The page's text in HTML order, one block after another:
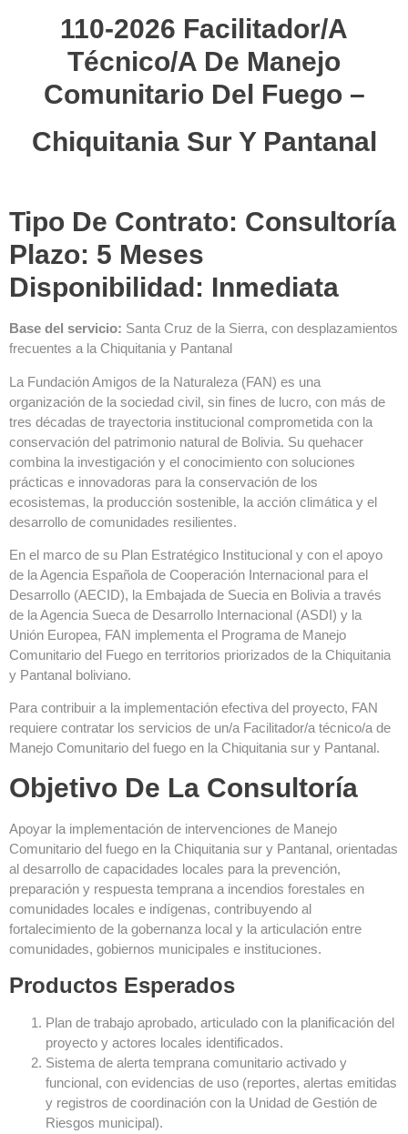
110-2026 Facilitador/a
Técnico/a De Manejo
Comunitario Del Fuego –
Chiquitania Sur Y Pantanal
Tipo De Contrato: Consultoría
Plazo: 5 Meses
Disponibilidad: Inmediata
Base del servicio: Santa Cruz de la Sierra, con desplazamientos
frecuentes a la Chiquitania y Pantanal
La Fundación Amigos de la Naturaleza (FAN) es una
organización de la sociedad civil, sin fines de lucro, con más de
tres décadas de trayectoria institucional comprometida con la
conservación del patrimonio natural de Bolivia. Su quehacer
combina la investigación y el conocimiento con soluciones
prácticas e innovadoras para la conservación de los
ecosistemas, la producción sostenible, la acción climática y el
desarrollo de comunidades resilientes.
En el marco de su Plan Estratégico Institucional y con el apoyo
de la Agencia Española de Cooperación Internacional para el
Desarrollo (AECID), la Embajada de Suecia en Bolivia a través
de la Agencia Sueca de Desarrollo Internacional (ASDI) y la
Unión Europea, FAN implementa el Programa de Manejo
Comunitario del Fuego en territorios priorizados de la Chiquitania
y Pantanal boliviano.
Para contribuir a la implementación efectiva del proyecto, FAN
requiere contratar los servicios de un/a Facilitador/a técnico/a de
Manejo Comunitario del fuego en la Chiquitania sur y Pantanal.
Objetivo De La Consultoría
Apoyar la implementación de intervenciones de Manejo
Comunitario del fuego en la Chiquitania sur y Pantanal, orientadas
al desarrollo de capacidades locales para la prevención,
preparación y respuesta temprana a incendios forestales en
comunidades locales e indígenas, contribuyendo al
fortalecimiento de la gobernanza local y la articulación entre
comunidades, gobiernos municipales e instituciones.
Productos Esperados
Plan de trabajo aprobado, articulado con la planificación del
proyecto y actores locales identificados.
Sistema de alerta temprana comunitario activado y
funcional, con evidencias de uso (reportes, alertas emitidas
y registros de coordinación con la Unidad de Gestión de
Riesgos municipal).